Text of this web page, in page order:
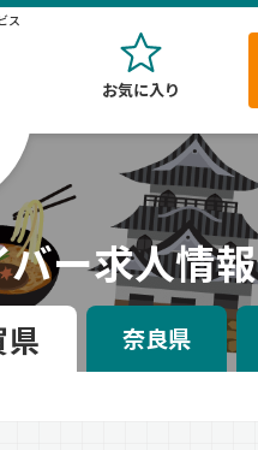
ス
お気に入り
ー求人情報
奈良県